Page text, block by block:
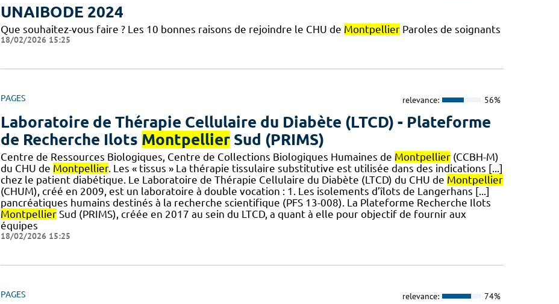
UNAIBODE 2024
Que souhaitez-vous faire ? Les 10 bonnes raisons de rejoindre le CHU de MontpellierParoles de soignants
18/02/2026 15:25
PAGES relevance: 56%
Laboratoire de Thérapie Cellulaire du Diabète (LTCD) - Plateforme
de Recherche Ilots MontpellierSud (PRIMS)
Centre de Ressources Biologiques, Centre de Collections Biologiques Humaines de Montpellier(CCBH-M)
du CHU de Montpellier. Les « tissus » La thérapie tissulaire substitutive est utilisée dans des indications [...]
chez le patient diabétique. Le Laboratoire de Thérapie Cellulaire du Diabète (LTCD) du CHU de Montpellier
(CHUM), créé en 2009, est un laboratoire à double vocation : 1. Les isolements d’îlots de Langerhans [...]
pancréatiques humains destinés à la recherche scientifique (PFS 13-008). La Plateforme Recherche Ilots
MontpellierSud (PRIMS), créée en 2017 au sein du LTCD, a quant à elle pour objectif de fournir aux
équipes
18/02/2026 15:25
PAGES relevance: 74%